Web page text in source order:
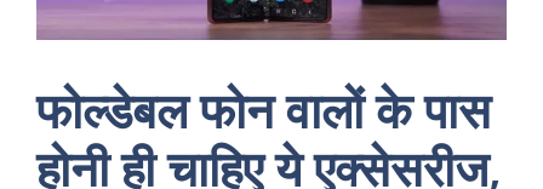
फोल्डेबल फोन वालों के पास
होनी ही चाहिए ये एक्सेसरीज,